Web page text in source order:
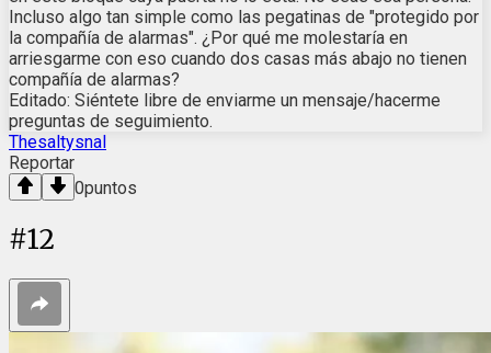
Incluso algo tan simple como las pegatinas de "protegido por
la compañía de alarmas". ¿Por qué me molestaría en
arriesgarme con eso cuando dos casas más abajo no tienen
compañía de alarmas?
Editado: Siéntete libre de enviarme un mensaje/hacerme
preguntas de seguimiento.
Thesaltysnal
Reportar
0puntos
#12